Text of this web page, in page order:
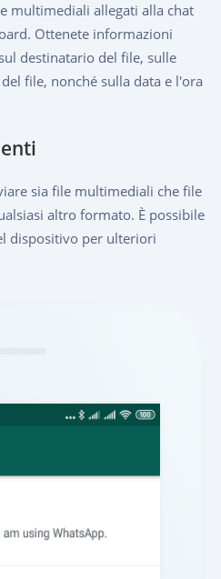
multimediali allegati alla chat
Ottenete informazioni
destinatario del file, sulle
file, nonché sulla data e l'ora
sia file multimediali che file
altro formato. È possibile
dispositivo per ulteriori